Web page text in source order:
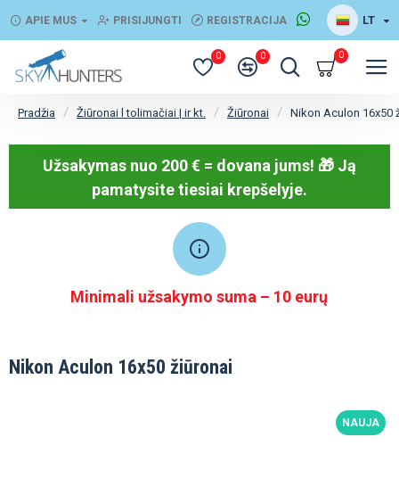
APIE MUS PRISIJUNGTI REGISTRACIJA LT
0 0 0
Pradžia Žiūronai l tolimačiai | ir kt. Žiūronai Nikon Aculon 16x50
Užsakymas nuo 200 € = dovana jums! 🎁 Ją
pamatysite tiesiai krepšelyje.
Minimali užsakymo suma – 10 eurų
Nikon Aculon 16x50 žiūronai
NAUJA